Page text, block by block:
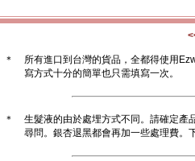
＊
所有進口到台灣的貨品，全都得使用
寫方式十分的簡單也只需填寫一次。
＊
生髮液的由於處埋方式不同。請確定產
尋問。銀杏退黑都會再加一些處理費。